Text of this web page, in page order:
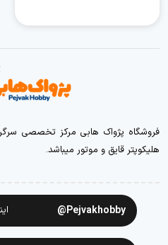
فروشگاه پژواک هابی مرکز تخصصی
هلیکوپتر قایق و موتور میباشد.
Pejvakhobby@